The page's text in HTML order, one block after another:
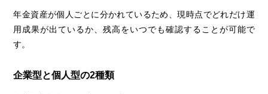
年金資産が個人ごとに分かれているため、現時点でどれだけ運
用成果が出ているか、残高をいつでも確認することが可能で
す。
企業型と個人型の2種類